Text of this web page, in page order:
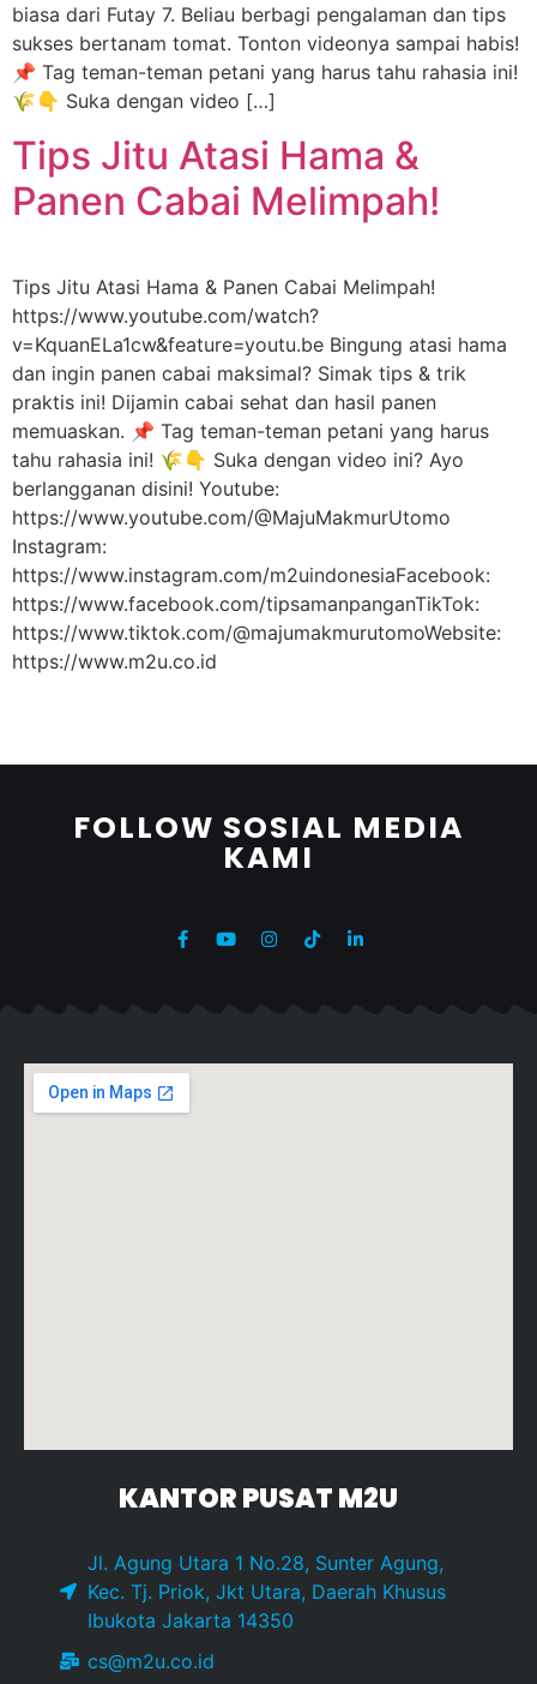
biasa dari Futay 7. Beliau berbagi pengalaman dan tips
sukses bertanam tomat. Tonton videonya sampai habis!
📌 Tag teman-teman petani yang harus tahu rahasia ini!
🌾👇 Suka dengan video […]
Tips Jitu Atasi Hama &
Panen Cabai Melimpah!
Tips Jitu Atasi Hama & Panen Cabai Melimpah!
https://www.youtube.com/watch?
v=KquanELa1cw&feature=youtu.be Bingung atasi hama
dan ingin panen cabai maksimal? Simak tips & trik
praktis ini! Dijamin cabai sehat dan hasil panen
memuaskan. 📌 Tag teman-teman petani yang harus
tahu rahasia ini! 🌾👇 Suka dengan video ini? Ayo
berlangganan disini! Youtube:
https://www.youtube.com/@MajuMakmurUtomo
Instagram:
https://www.instagram.com/m2uindonesiaFacebook:
https://www.facebook.com/tipsamanpanganTikTok:
https://www.tiktok.com/@majumakmurutomoWebsite:
https://www.m2u.co.id
FOLLOW SOSIAL MEDIA
KAMI
KANTOR PUSAT M2U
Jl. Agung Utara 1 No.28, Sunter Agung,
Kec. Tj. Priok, Jkt Utara, Daerah Khusus
Ibukota Jakarta 14350
cs@m2u.co.id